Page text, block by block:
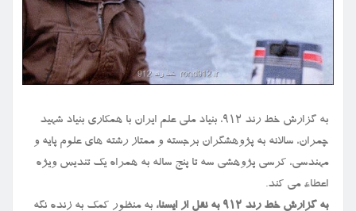
به گزارش خط رند ۹۱۲، بنیاد ملی علم ایران با همکاری بنیاد شهید
چمران، سالانه به پژوهشگران برجسته و ممتاز رشته های علوم پایه و
مهندسی، کرسی پژوهشی سه تا پنج ساله به همراه یک تندیس ویژه
اعطاء می کند.
به گزارش خط رند ۹۱۲ به نقل از ایسنا،
به منظور کمک به زنده نگه